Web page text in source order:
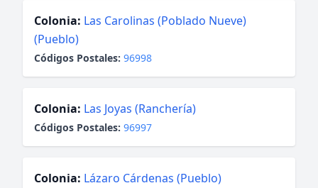
Colonia: Las Carolinas (Poblado Nueve)
(Pueblo)
Códigos Postales: 96998
Colonia: Las Joyas (Ranchería)
Códigos Postales: 96997
Colonia: Lázaro Cárdenas (Pueblo)